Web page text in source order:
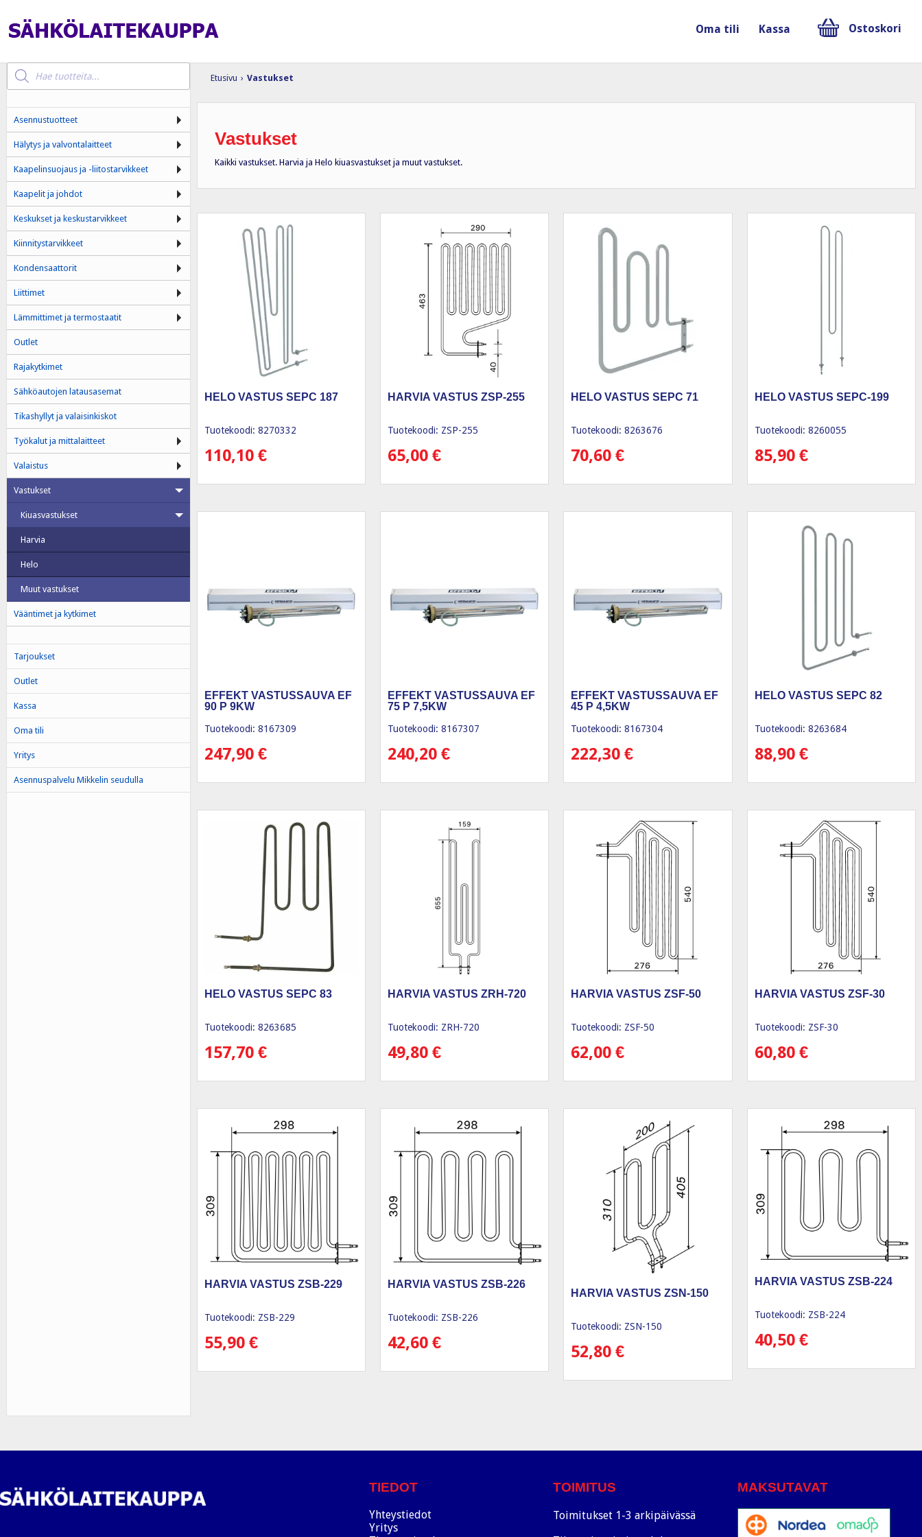
Oma tili Kassa Ostoskori
Etusivu › Vastukset
Vastukset
Kaikki vastukset. Harvia ja Helo kiuasvastukset ja muut vastukset.
HELO VASTUS SEPC 187
Tuotekoodi: 8270332
110,10 €
HARVIA VASTUS ZSP-255
Tuotekoodi: ZSP-255
65,00€
HELO VASTUS SEPC 71
Tuotekoodi: 8263676
70,60€
HELO VASTUS SEPC-199
Tuotekoodi: 8260055
85,90 €
EFFEKT VASTUSSAUVA EF
90 P 9KW
Tuotekoodi: 8167309
247,90 €
EFFEKT VASTUSSAUVA EF
75 P 7,5KW
Tuotekoodi: 8167307
240,20€
EFFEKT VASTUSSAUVA EF
45 P 4,5KW
Tuotekoodi: 8167304
222,30€
HELO VASTUS SEPC 82
Tuotekoodi: 8263684
88,90 €
HELO VASTUS SEPC 83
Tuotekoodi: 8263685
157,70 €
HARVIA VASTUS ZRH-720
Tuotekoodi: ZRH-720
49,80€
HARVIA VASTUS ZSF-50
Tuotekoodi: ZSF-50
62,00€
HARVIA VASTUS ZSF-30
Tuotekoodi: ZSF-30
60,80 €
HARVIA VASTUS ZSB-229
Tuotekoodi: ZSB-229
55,90 €
HARVIA VASTUS ZSB-226
Tuotekoodi: ZSB-226
42,60€
HARVIA VASTUS ZSN-150
Tuotekoodi: ZSN-150
52,80€
HARVIA VASTUS ZSB-224
Tuotekoodi: ZSB-224
40,50 €
Products
search
Asennustuotteet
Hälytys ja valvontalaitteet
Kaapelinsuojaus ja -liitostarvikkeet
Kaapelit ja johdot
Keskukset ja keskustarvikkeet
Kiinnitystarvikkeet
Kondensaattorit
Liittimet
Lämmittimet ja termostaatit
Outlet
Rajakytkimet
Sähköautojen latausasemat
Tikashyllyt ja valaisinkiskot
Työkalut ja mittalaitteet
Valaistus
Vastukset
Kiuasvastukset
Harvia
Helo
Muut vastukset
Vääntimet ja kytkimet
Tarjoukset
Outlet
Kassa
Oma tili
Yritys
Asennuspalvelu Mikkelin seudulla
TIEDOT
Yhteystiedot
Yritys
TOIMITUS
Toimitukset 1-3 arkipäivässä
MAKSUTAVAT